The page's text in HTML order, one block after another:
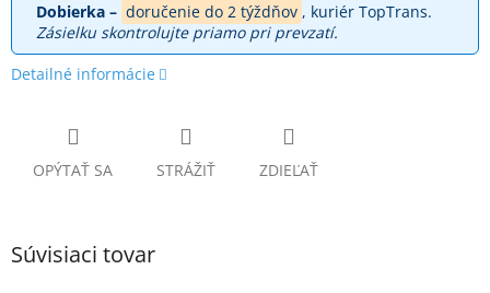
Dobierka – doručenie do 2 týždňov , kuriér TopTrans.
Zásielku skontrolujte priamo pri prevzatí.
Detailné informácie
OPÝTAŤ SA STRÁŽIŤ ZDIEĽAŤ
Súvisiaci tovar